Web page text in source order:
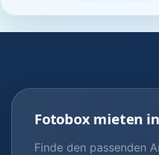
Fotobox mieten
Finde den passenden